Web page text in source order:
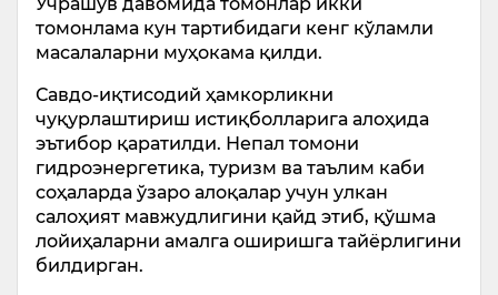
томонлама кун тартибидаги кенг кўламли
масалаларни муҳокама қилди.
Савдо-иқтисодий ҳамкорликни
чуқурлаштириш истиқболларига алоҳида
эътибор қаратилди. Непал томони
гидроэнергетика, туризм ва таълим каби
соҳаларда ўзаро алоқалар учун улкан
салоҳият мавжудлигини қайд этиб, қўшма
лойиҳаларни амалга оширишга тайёрлигини
билдирган.